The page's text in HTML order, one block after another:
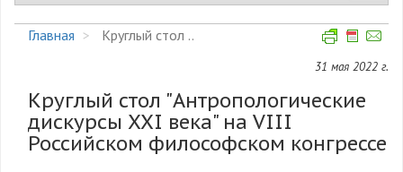
Главная
Круглый стол ..
31 мая 2022 г.
Круглый стол "Антропологические
дискурсы XXI века" на VIII
Российском философском конгрессе